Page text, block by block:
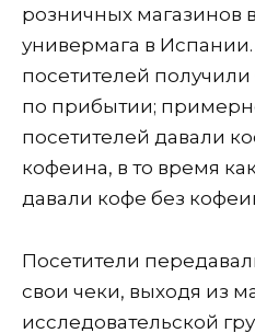
розничных магазинов
универмага в
посетителей
по прибытии;
посетителей давали
кофеина, в то время
давали кофе без
Посетители
свои чеки, выходя из
исследовательской